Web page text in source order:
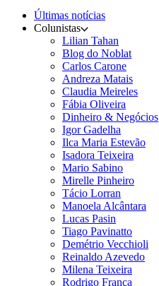
Últimas notícias
Colunistas
Lilian Tahan
Blog do Noblat
Carlos Carone
Andreza Matais
Claudia Meireles
Fábia Oliveira
Dinheiro & Negócios
Igor Gadelha
Ilca Maria Estevão
Isadora Teixeira
Mario Sabino
Mirelle Pinheiro
Tácio Lorran
Manoela Alcântara
Lucas Pasin
Tiago Pavinatto
Demétrio Vecchioli
Reinaldo Azevedo
Milena Teixeira
Rodrigo França